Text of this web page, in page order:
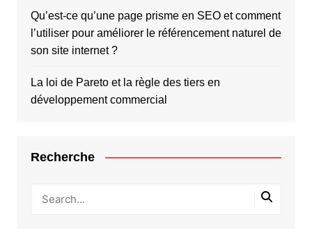
Qu’est-ce qu’une page prisme en SEO et comment
l’utiliser pour améliorer le référencement naturel de
son site internet ?
La loi de Pareto et la règle des tiers en
développement commercial
Recherche